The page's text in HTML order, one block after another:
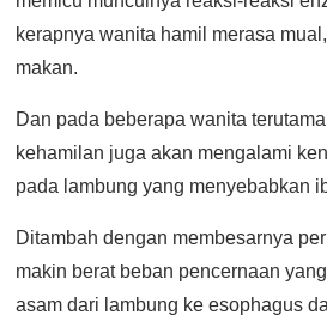
kerapnya wanita hamil merasa
makan.
Dan pada beberapa wanita
kehamilan juga akan mengalami
pada lambung yang menyebabkan
Ditambah dengan membesarnya
makin berat beban pencernaan
asam dari lambung ke esophagus